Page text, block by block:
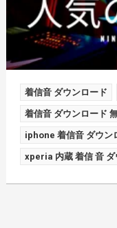
着信音 ダウンロード
着信音 ダウンロード
iphone 着信音 ダウン
xperia 内蔵 着信 音 ダ